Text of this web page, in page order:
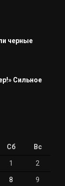
черные
Сильное
Сб Вс
1 2
8 9